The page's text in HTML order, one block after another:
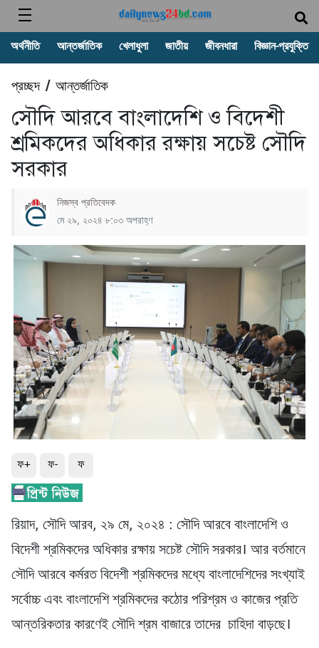
অর্থনীতি আন্তর্জাতিক খেলাধুলা জাতীয় জীবনধারা বিজ্ঞান-প্রযুক্তি
প্রচ্ছদ/ আন্তর্জাতিক
সৌদি আরবে বাংলাদেশি ও বিদেশী
শ্রমিকদের অধিকার রক্ষায় সচেষ্ট সৌদি
সরকার
নিজস্ব প্রতিবেদক
মে ২৯, ২০২৪ ৮:০৩ অপরাহ্ণ
ফ+ ফ- ফ
রিয়াদ, সৌদি আরব, ২৯ মে, ২০২৪ : সৌদি আরবে বাংলাদেশি ও
বিদেশী শ্রমিকদের অধিকার রক্ষায় সচেষ্ট সৌদি সরকার। আর বর্তমানে
সৌদি আরবে কর্মরত বিদেশী শ্রমিকদের মধ্যে বাংলাদেশিদের সংখ্যাই
সর্বোচ্চ এবং বাংলাদেশি শ্রমিকদের কঠোর পরিশ্রম ও কাজের প্রতি
আন্তরিকতার কারণেই সৌদি শ্রম বাজারে তাদের চাহিদা বাড়ছে।